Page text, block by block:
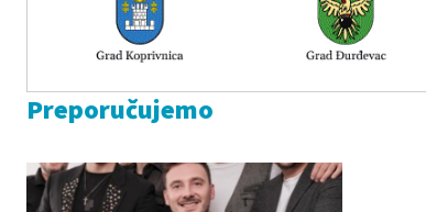
Preporučujemo